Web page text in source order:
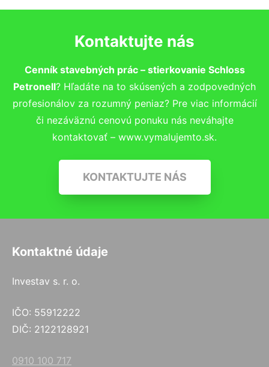
Kontaktujte nás
Cenník stavebných prác – stierkovanie Schloss
Petronell? Hľadáte na to skúsených a zodpovedných
profesionálov za rozumný peniaz? Pre viac informácií
či nezáväznú cenovú ponuku nás neváhajte
kontaktovať – www.vymalujemto.sk.
KONTAKTUJTE NÁS
Kontaktné údaje
Investav s. r. o.
IČO: 55912222
DIČ: 2122128921
0910 100 717